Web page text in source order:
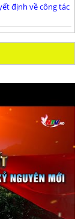
định về công tác